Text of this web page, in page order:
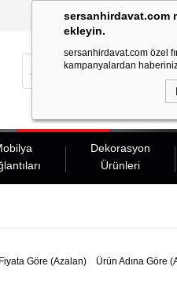
sersanhirdavat.com
ekleyin.
sersanhirdavat.com özel
kampanyalardan
Dekorasyon
Ürünleri
Fiyata Göre (Azalan) Ürün Adına Göre